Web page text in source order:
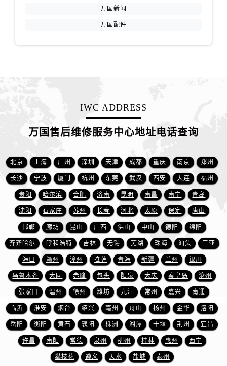
江西省萍乡市安源区萍安北大道与康庄路交叉口万国售后服务中心（需提前预约）
江西省上饶市信州区滨江西路万国售后服务中心（需提前预约）
江西省新余市渝水区北湖西路万国售后服务中心（需提前预约）
江西省宜春市袁州区中山中路万国售后服务中心（需提前预约）
江西省鹰潭市月湖区胜利东路万国售后服务中心（需提前预约）
山东省德州市德城区东风中路万国售后服务中心（需提前预约）
山东省东营市东营区济南路万国售后服务中心（需提前预约）
山东省济南市历下区经十路11111号华润中心写字楼（万象城）15层1508室万国售后服务中心（需提前预约）
山东省济宁市任城区太白楼路万国售后服务中心（需提前预约）
山东省莱芜市文化南路8号银座商城名表维修一楼名表维修万国售后服务中心（需提前预约）
山东省临沂市兰山区解放路万国售后服务中心（需提前预约）
山东省日照市东港区烟台路万国售后服务中心（需提前预约）
山东省泰安市泰山区财源街道泰山大街万国售后服务中心（需提前预约）
山东省威海市环翠区新威海路89号振华商厦一楼名表维修万国售后服务中心（需提前预约）
万国新闻
万国配件
IWC ADDRESS
万国售后维修服务中心地址电话查询
北京 上海 广州 深圳 天津 成都 重庆 南京 郑州
长沙 宁波 厦门 杭州 东莞 武汉 西安 大连 福州
贵阳 哈尔滨 合肥 济南 昆明 南昌 南宁 青岛
沈阳 石家庄 苏州 长春 河北 太原 保定 唐山
邯郸 廊坊 昆山 广西 佛山 中山 德阳 绵阳
齐齐哈尔 呼和浩特 吉林 无锡 芜湖 珠海 汕头 三亚
海口 赣州 漳州 拉萨 青海 新疆 兰州 银川
乌鲁木齐 大同 赤峰 包头 阳泉 大庆 秦皇岛 沧州
张家口 温州 徐州 潍坊 九江 常州 嘉兴 南通
临沂 淮安 烟台 绍兴 亳州 舟山 扬州 金华 洛阳
岳阳 衡阳 黄石 襄阳 株洲 湘潭 十堰 荆州 宜昌
许昌 南阳 常德 泉州 柳州 桂林 惠州 西宁
攀枝花 遵义 天水 盐城 泰州